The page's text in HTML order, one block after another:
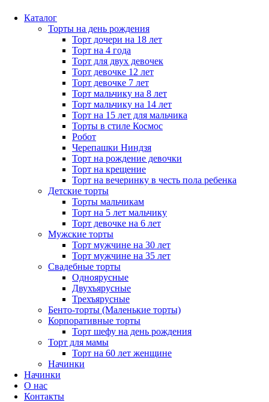
Каталог
Торты на день рождения
Торт дочери на 18 лет
Торт на 4 года
Торт для двух девочек
Торт девочке 12 лет
Торт девочке 7 лет
Торт мальчику на 8 лет
Торт мальчику на 14 лет
Торт на 15 лет для мальчика
Торты в стиле Космос
Робот
Черепашки Ниндзя
Торт на рождение девочки
Торт на крещение
Торт на вечеринку в честь пола ребенка
Детские торты
Торты мальчикам
Торт на 5 лет мальчику
Торт девочке на 6 лет
Мужские торты
Торт мужчине на 30 лет
Торт мужчине на 35 лет
Свадебные торты
Одноярусные
Двухъярусные
Трехъярусные
Бенто-торты (Маленькие торты)
Корпоративные торты
Торт шефу на день рождения
Торт для мамы
Торт на 60 лет женщине
Начинки
Начинки
О нас
Контакты